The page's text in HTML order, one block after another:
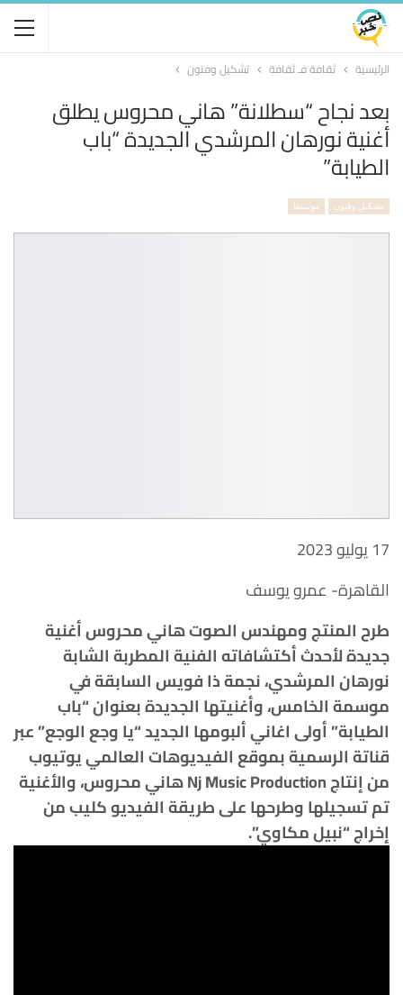
الرئيسية ثقافة فـ ثقافة تشكيل وفنون
بعد نجاح “سطلانة” هاني محروس يطلق
أغنية نورهان المرشدي الجديدة “باب
الطيابة”
تشكيل وفنون موسيقا
17 يوليو 2023
القاهرة- عمرو يوسف
طرح المنتج ومهندس الصوت هاني محروس أغنية
جديدة لأحدث أكتشافاته الفنية المطربة الشابة
نورهان المرشدي، نجمة ذا فويس السابقة في
موسمة الخامس، وأغنيتها الجديدة بعنوان “باب
الطيابة” أولى اغاني ألبومها الجديد “يا وجع الوجع” عبر
قناتة الرسمية بموقع الفيديوهات العالمي يوتيوب
من إنتاج Nj Music Production هاني محروس، والأغنية
تم تسجيلها وطرحها على طريقة الفيديو كليب من
إخراج “نبيل مكاوي”.